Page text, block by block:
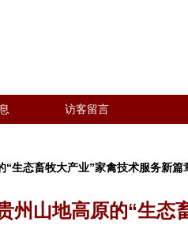
访客留言
生态畜牧大产业”家禽技术服务新篇
山地高原的“生态